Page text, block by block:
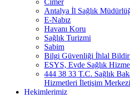
Antalya İl Sağlık
E-Nabız
Havanı Koru
Sağlık Turizmi
Sabim
Bilgi Güvenliği İhlal
ESYS, Evde Sağlık
444 38 33 T.C. Sağlık
Hizmetleri İletişim Merkezi
Hekimlerimiz